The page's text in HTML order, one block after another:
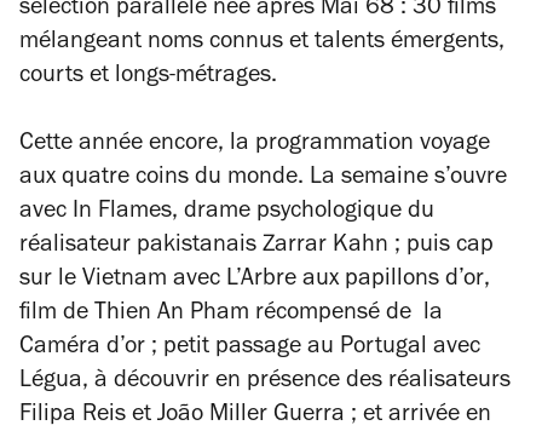
sélection parallèle née après Mai 68 : 30 films
mélangeant noms connus et talents émergents,
courts et longs-métrages.
Cette année encore, la programmation voyage
aux quatre coins du monde. La semaine s’ouvre
avec In Flames, drame psychologique du
réalisateur pakistanais Zarrar Kahn ; puis cap
sur le Vietnam avec L’Arbre aux papillons d’or,
film de Thien An Pham récompensé de la
Caméra d’or ; petit passage au Portugal avec
Légua, à découvrir en présence des réalisateurs
Filipa Reis et João Miller Guerra ; et arrivée en